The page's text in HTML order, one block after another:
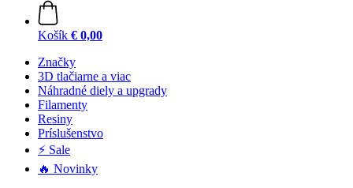
Košík € 0,00
Značky
3D tlačiarne a viac
Náhradné diely a upgrady
Filamenty
Resiny
Príslušenstvo
⚡ Sale
🔥 Novinky